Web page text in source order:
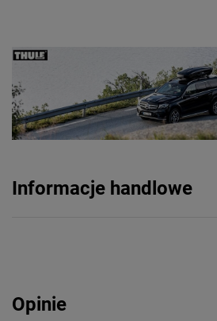
Informacje handlowe
Opinie